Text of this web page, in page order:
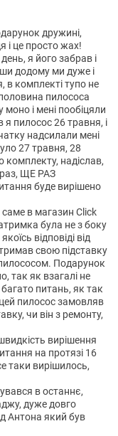
самоочистки,
Просто поставьте
пока вы отдыхаете
дружині,
і це просто жах!
я його забрав і
додому ми дуже і
в комплекті тупо не
пилососа
і мені пообіцяли
пилосос 26 травня, і
надсилали мені
27 травня, 28
надіслав,
раз, ЩЕ РАЗ
буде вирішено
в магазин Click
була не з боку
відповіді від
свою підставку
Подарунок
так як взагалі не
питань, як так
пилосос замовляв
чи він з ремонту,
вирішення
на протязі 16
таки вирішилось,
в останнє,
дуже довго
Антона який був